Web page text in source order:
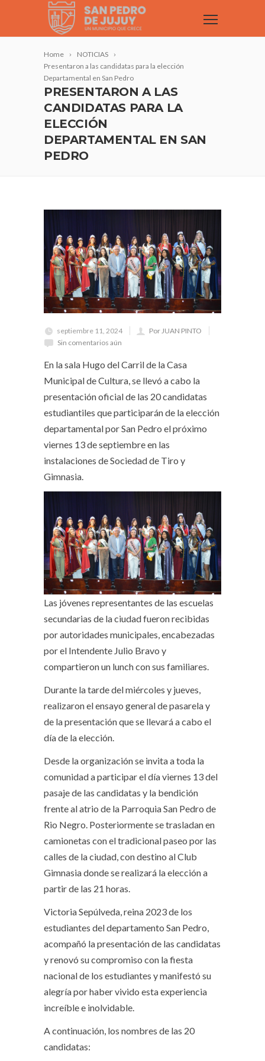
Home
NOTICIAS
Presentaron a las candidatas para la elección
Departamental en San Pedro
PRESENTARON A LAS
CANDIDATAS PARA LA
ELECCIÓN
DEPARTAMENTAL EN SAN
PEDRO
septiembre 11, 2024
Por JUAN PINTO
Sin comentarios aún
En la sala Hugo del Carril de la Casa
Municipal de Cultura, se llevó a cabo la
presentación oficial de las 20 candidatas
estudiantiles que participarán de la elección
departamental por San Pedro el próximo
viernes 13 de septiembre en las
instalaciones de Sociedad de Tiro y
Gimnasia.
Las jóvenes representantes de las escuelas
secundarias de la ciudad fueron recibidas
por autoridades municipales, encabezadas
por el Intendente Julio Bravo y
compartieron un lunch con sus familiares.
Durante la tarde del miércoles y jueves,
realizaron el ensayo general de pasarela y
de la presentación que se llevará a cabo el
día de la elección.
Desde la organización se invita a toda la
comunidad a participar el día viernes 13 del
pasaje de las candidatas y la bendición
frente al atrio de la Parroquia San Pedro de
Rio Negro. Posteriormente se trasladan en
camionetas con el tradicional paseo por las
calles de la ciudad, con destino al Club
Gimnasia donde se realizará la elección a
partir de las 21 horas.
Victoria Sepúlveda, reina 2023 de los
estudiantes del departamento San Pedro,
acompañó la presentación de las candidatas
y renovó su compromiso con la fiesta
nacional de los estudiantes y manifestó su
alegría por haber vivido esta experiencia
increíble e inolvidable.
A continuación, los nombres de las 20
candidatas: